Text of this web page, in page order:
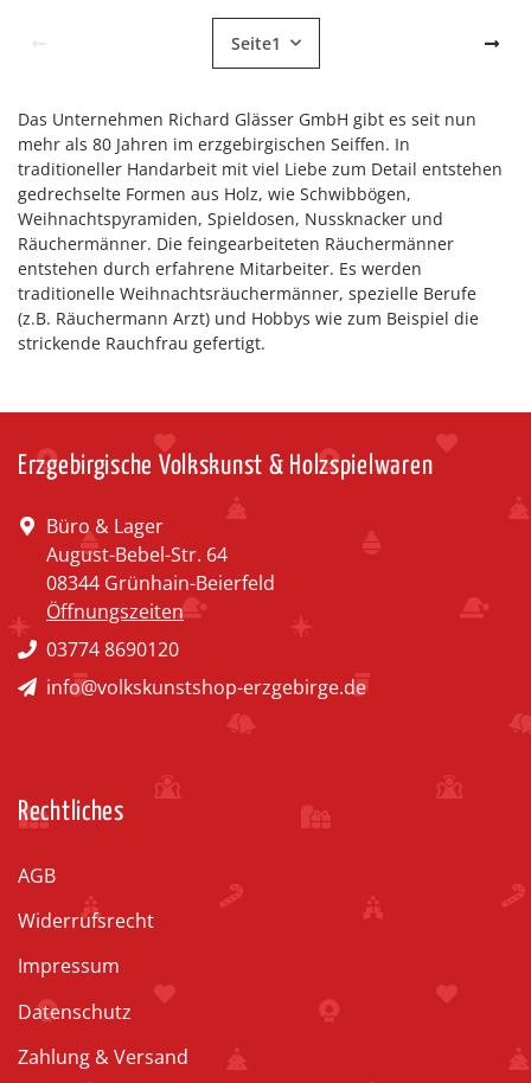
Seite1
Das Unternehmen Richard Glässer GmbH gibt es seit nun
mehr als 80 Jahren im erzgebirgischen Seiffen. In
traditioneller Handarbeit mit viel Liebe zum Detail entstehen
gedrechselte Formen aus Holz, wie Schwibbögen,
Weihnachtspyramiden, Spieldosen, Nussknacker und
Räuchermänner. Die feingearbeiteten Räuchermänner
entstehen durch erfahrene Mitarbeiter. Es werden
traditionelle Weihnachtsräuchermänner, spezielle Berufe
(z.B. Räuchermann Arzt) und Hobbys wie zum Beispiel die
strickende Rauchfrau gefertigt.
Erzgebirgische Volkskunst & Holzspielwaren
Büro & Lager
August-Bebel-Str. 64
08344 Grünhain-Beierfeld
Öffnungszeiten
03774 8690120
info@volkskunstshop-erzgebirge.de
Rechtliches
AGB
Widerrufsrecht
Impressum
Datenschutz
Zahlung & Versand